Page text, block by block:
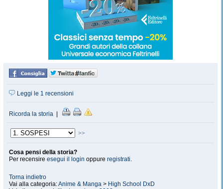
Leggi le 1 recensioni
Ricorda la storia
>>
Cosa pensi della storia?
Per recensire esegui il login oppure registrati.
Torna indietro
Vai alla categoria:Anime & Manga > High School DxD